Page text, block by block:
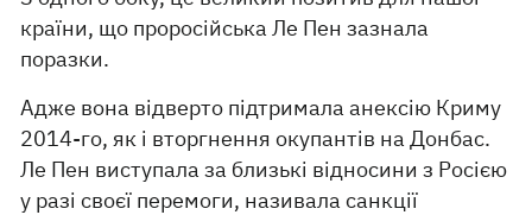
країни, що проросійська Ле Пен зазнала
поразки.
Адже вона відверто підтримала анексію Криму
2014-го, як і вторгнення окупантів на Донбас.
Ле Пен виступала за близькі відносини з Росією
у разі своєї перемоги, називала санкції